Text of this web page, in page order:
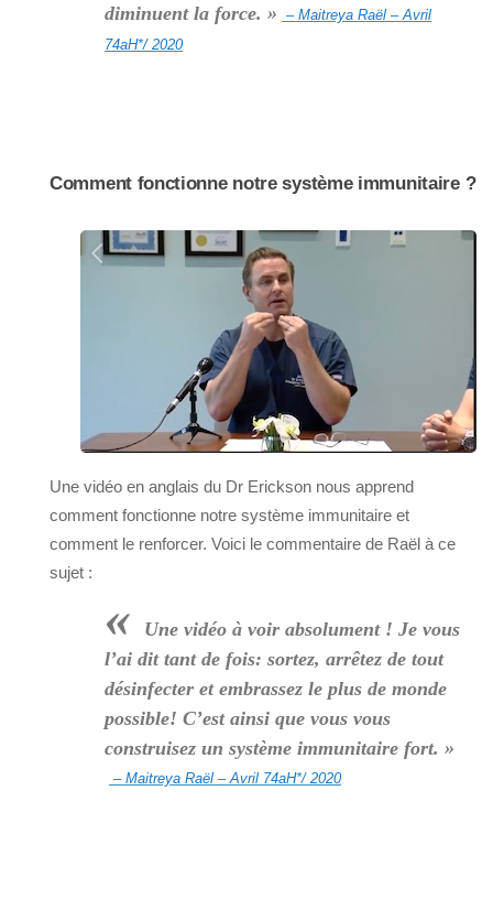
diminuent la force. » – Maitreya Raël – Avril
74aH*/ 2020
Comment fonctionne notre système immunitaire ?
Une vidéo en anglais du Dr Erickson nous apprend
comment fonctionne notre système immunitaire et
comment le renforcer. Voici le commentaire de Raël à ce
sujet :
«
Une vidéo à voir absolument ! Je vous
l’ai dit tant de fois: sortez, arrêtez de tout
désinfecter et embrassez le plus de monde
possible! C’est ainsi que vous vous
construisez un système immunitaire fort. »
– Maitreya Raël – Avril 74aH*/ 2020